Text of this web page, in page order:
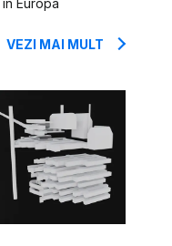
în Europa
VEZI MAI MULT